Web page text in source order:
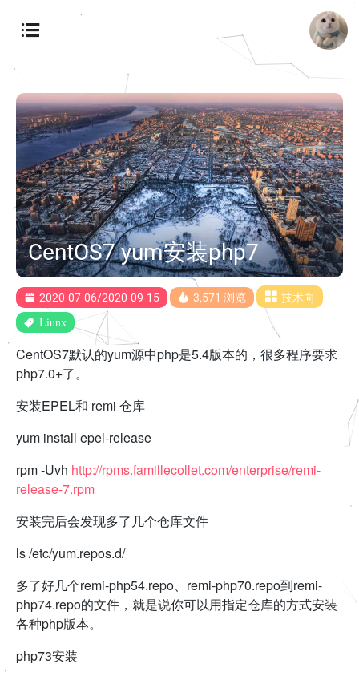
CentOS7 yum安装php7
2020-07-06/2020-09-15 3,571 浏览 技术向
Liunx
CentOS7默认的yum源中php是5.4版本的，很多程序要求
php7.0+了。
安装EPEL和 remi 仓库
yum install epel-release
rpm -Uvh http://rpms.famillecollet.com/enterprise/remi-
release-7.rpm
安装完后会发现多了几个仓库文件
ls /etc/yum.repos.d/
多了好几个remi-php54.repo、remi-php70.repo到remi-
php74.repo的文件，就是说你可以用指定仓库的方式安装
各种php版本。
php73安装